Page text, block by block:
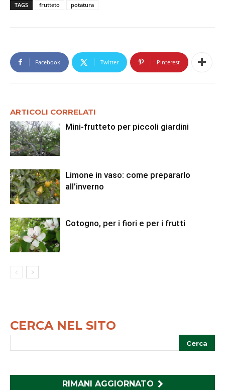
TAGS frutteto potatura
Facebook Twitter Pinterest
ARTICOLI CORRELATI
Mini-frutteto per piccoli giardini
Limone in vaso: come prepararlo
all’inverno
Cotogno, per i fiori e per i frutti
CERCA NEL SITO
RIMANI AGGIORNATO